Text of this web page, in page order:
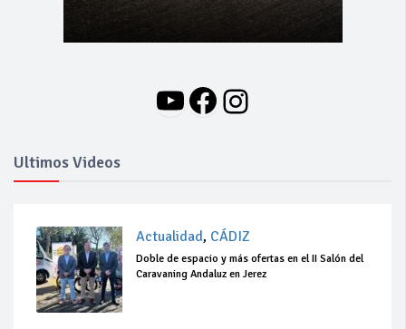
YouTube
Facebook
Instagram
Ultimos Videos
Actualidad, CÁDIZ
Doble de espacio y más ofertas en el II Salón del
Caravaning Andaluz en Jerez